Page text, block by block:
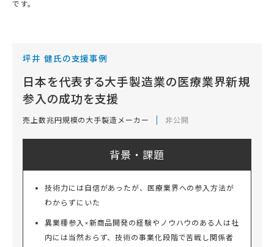
です。
坪井 健氏の支援事例
日本を代表する大手製造業の医療業界新規
参入の成功を支援
売上数兆円規模の大手製造メーカー 非公開
背景・課題
技術力には自信があったが、医療業界への参入方法が
わからずにいた
異業種参入×新商品開発の経験やノウハウのある人は社
内には当然おらず、技術の事業化段階で苦戦し関係者